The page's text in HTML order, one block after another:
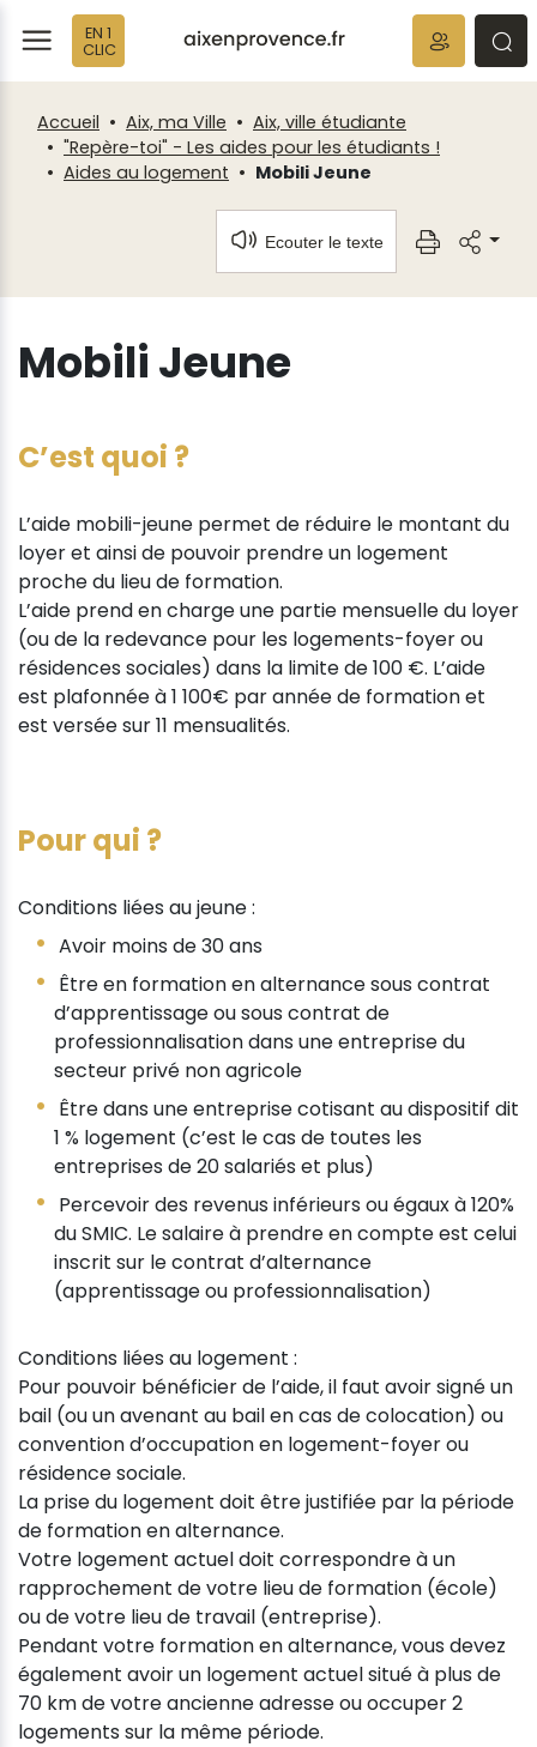
EN 1
CLIC
Accueil Aix, ma Ville
Aix, ville étudiante
"Repère-toi" - Les aides pour les étudiants !
Aides au logement
Mobili Jeune
Ecouter le texte
Mobili Jeune
C’est quoi ?
L’aide mobili-jeune permet de réduire le montant du
loyer et ainsi de pouvoir prendre un logement
proche du lieu de formation.
L’aide prend en charge une partie mensuelle du loyer
(ou de la redevance pour les logements-foyer ou
résidences sociales) dans la limite de 100 €. L’aide
est plafonnée à 1 100€ par année de formation et
est versée sur 11 mensualités.
Pour qui ?
Conditions liées au jeune :
Avoir moins de 30 ans
Être en formation en alternance sous contrat
d’apprentissage ou sous contrat de
professionnalisation dans une entreprise du
secteur privé non agricole
Être dans une entreprise cotisant au dispositif dit
1 % logement (c’est le cas de toutes les
entreprises de 20 salariés et plus)
Percevoir des revenus inférieurs ou égaux à 120%
du SMIC. Le salaire à prendre en compte est celui
inscrit sur le contrat d’alternance
(apprentissage ou professionnalisation)
Conditions liées au logement :
Pour pouvoir bénéficier de l’aide, il faut avoir signé un
bail (ou un avenant au bail en cas de colocation) ou
convention d’occupation en logement-foyer ou
résidence sociale.
La prise du logement doit être justifiée par la période
de formation en alternance.
Votre logement actuel doit correspondre à un
rapprochement de votre lieu de formation (école)
ou de votre lieu de travail (entreprise).
Pendant votre formation en alternance, vous devez
également avoir un logement actuel situé à plus de
70 km de votre ancienne adresse ou occuper 2
logements sur la même période.
Fenêtre
de
chat
Panneau de gestion des cookies